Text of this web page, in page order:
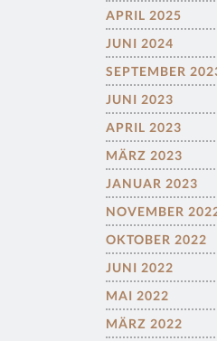
APRIL 2025
JUNI 2024
SEPTEMBER
JUNI 2023
APRIL 2023
MÄRZ 2023
JANUAR 2023
NOVEMBER
OKTOBER 2022
JUNI 2022
MAI 2022
MÄRZ 2022